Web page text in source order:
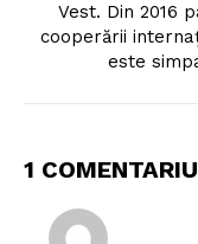
Vest. Din 2016
cooperării
este
1 COMENTARIU